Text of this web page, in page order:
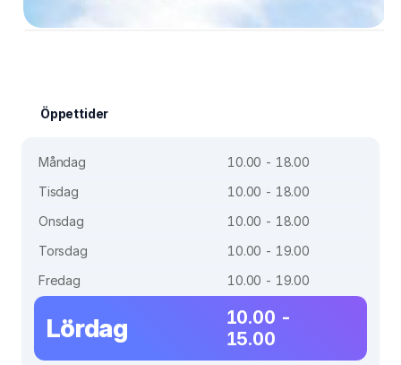
Öppettider
Måndag
10.00 - 18.00
Tisdag
10.00 - 18.00
Onsdag
10.00 - 18.00
Torsdag
10.00 - 19.00
Fredag
10.00 - 19.00
Lördag
10.00 -
15.00